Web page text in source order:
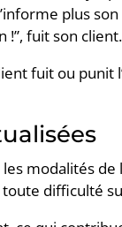
plus
!”, fuit son
fuit ou
modalités
difficulté